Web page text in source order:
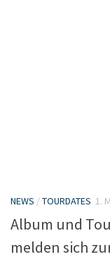
NEWS /TOURDATES 1.
Album und
melden sich